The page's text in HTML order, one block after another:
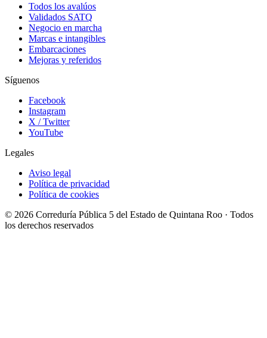
Todos los avalúos
Validados SATQ
Negocio en marcha
Marcas e intangibles
Embarcaciones
Mejoras y referidos
Síguenos
Facebook
Instagram
X / Twitter
YouTube
Legales
Aviso legal
Política de privacidad
Política de cookies
© 2026 Correduría Pública 5 del Estado de Quintana Roo · Todos
los derechos reservados